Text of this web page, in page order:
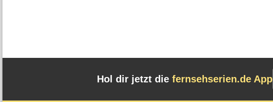
Hol dir jetzt die fernsehserien.de App